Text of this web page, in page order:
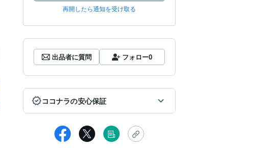
再開したら通知を受け取る
出品者に質問 フォロー0
ココナラの安心保証